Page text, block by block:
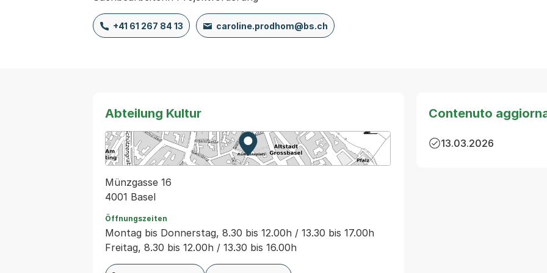
+41 61 267 84 13 caroline.prodhom@bs.ch
Abteilung Kultur
Zur Karte von MapBS.
Externer Link, wird in einem neuen Tab oder Fenster geöffnet
Münzgasse 16
4001 Basel
Öffnungszeiten
Montag bis Donnerstag, 8.30 bis 12.00h / 13.30 bis 17.00h
Freitag, 8.30 bis 12.00h / 13.30 bis 16.00h
Contenuto
13.03.2026